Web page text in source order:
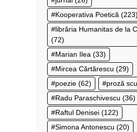
Kooperativa Poetică (223)
librăria Humanitas de la
(72)
Marian Ilea (33)
Mircea Cărtărescu (29)
poezie (62) proză
Radu Paraschivescu (36)
Raftul Denisei (122)
Simona Antonescu (20)